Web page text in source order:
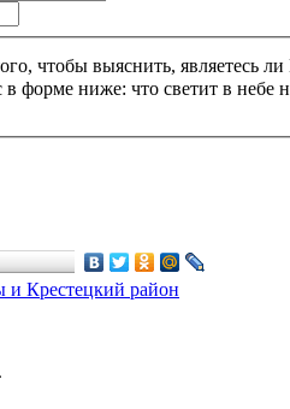
форме ниже: что светит в небе
и Крестецкий район